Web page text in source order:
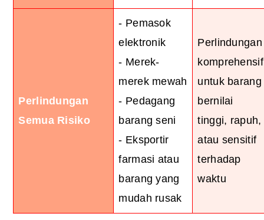
Perlindungan
Semua Risiko
- Pemasok
elektronik
- Merek-
merek mewah
- Pedagang
barang seni
- Eksportir
farmasi atau
barang yang
mudah rusak
Perlindungan
komprehensif
untuk barang
bernilai
tinggi, rapuh,
atau sensitif
terhadap
waktu